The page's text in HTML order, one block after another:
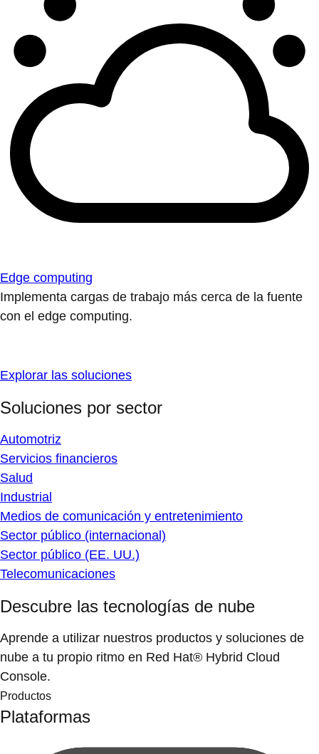
Edge computing
Implementa cargas de trabajo más cerca de la fuente
con el edge computing.
Explorar las soluciones
Soluciones por sector
Automotriz
Servicios financieros
Salud
Industrial
Medios de comunicación y entretenimiento
Sector público (internacional)
Sector público (EE. UU.)
Telecomunicaciones
Descubre las tecnologías de nube
Aprende a utilizar nuestros productos y soluciones de
nube a tu propio ritmo en Red Hat® Hybrid Cloud
Console.
Productos
Plataformas